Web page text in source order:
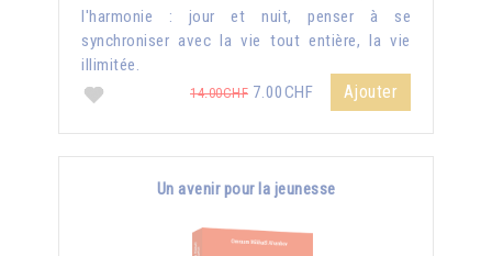
l'harmonie : jour et nuit, penser à se
synchroniser avec la vie tout entière, la vie
illimitée.
14.00CHF 7.00CHF Ajouter
Un avenir pour la jeunesse